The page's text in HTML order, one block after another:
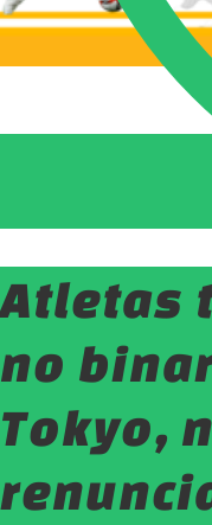
Atletas
no
Tokyo,